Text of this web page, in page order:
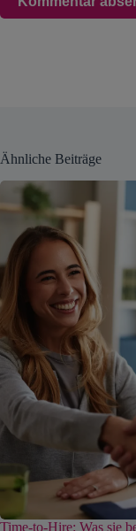
Ähnliche Beiträge
Time-to-Hire: Was sie